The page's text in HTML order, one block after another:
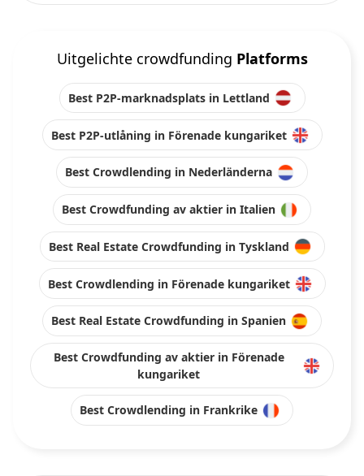
Uitgelichte crowdfunding Platforms
Best P2P-marknadsplats in Lettland
Best P2P-utlåning in Förenade kungariket
Best Crowdlending in Nederländerna
Best Crowdfunding av aktier in Italien
Best Real Estate Crowdfunding in Tyskland
Best Crowdlending in Förenade kungariket
Best Real Estate Crowdfunding in Spanien
Best Crowdfunding av aktier in Förenade
kungariket
Best Crowdlending in Frankrike